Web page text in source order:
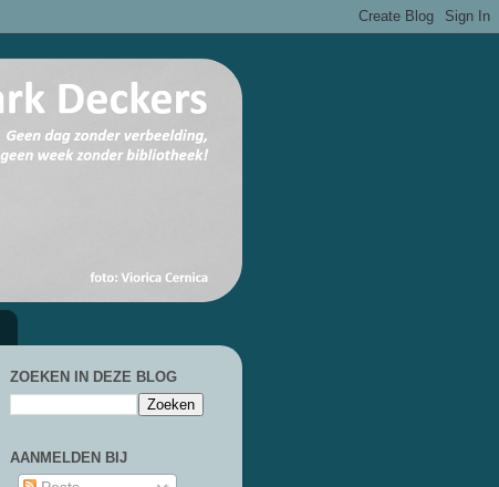
ZOEKEN IN DEZE BLOG
AANMELDEN BIJ